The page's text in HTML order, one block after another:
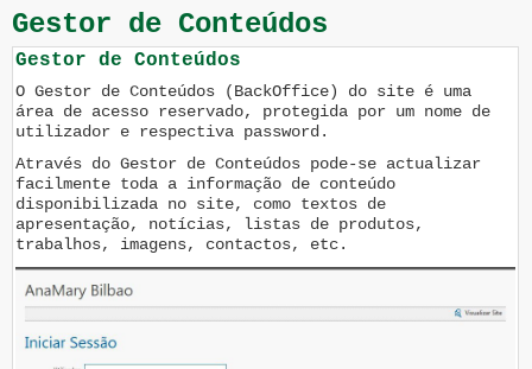
Gestor de Conteúdos
Gestor de Conteúdos
O Gestor de Conteúdos (BackOffice) do site é uma
área de acesso reservado, protegida por um nome de
utilizador e respectiva password.
Através do Gestor de Conteúdos pode-se actualizar
facilmente toda a informação de conteúdo
disponibilizada no site, como textos de
apresentação, notícias, listas de produtos,
trabalhos, imagens, contactos, etc.